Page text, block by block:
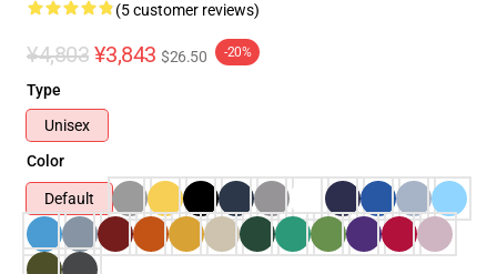
(5 customer reviews)
¥4,803 ¥3,843 $26.50 -20%
Type
Unisex
Color
Default